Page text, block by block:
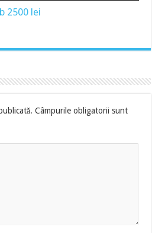
2500 lei
Câmpurile obligatorii sunt